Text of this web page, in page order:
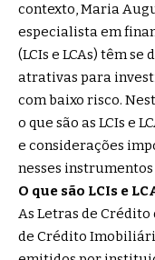
contexto, Maria
especialista em
(LCIs e LCAs) têm
atrativas para
com baixo risco.
o que são as LCIs e
e considerações
nesses
O que são LCIs e
As Letras de Crédito
de Crédito